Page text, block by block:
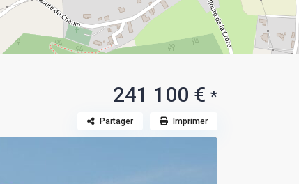
241 100 € *
Partager Imprimer